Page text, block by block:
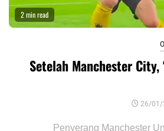
2 min read
Setelah Manchester City,
26/01/
Penyerang Manchester